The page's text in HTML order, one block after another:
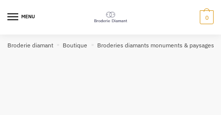
MENU 0
Broderie diamant » Boutique Broderies diamants monuments & paysages